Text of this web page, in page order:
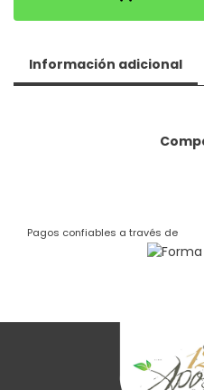
Información adicional
Pagos confiables a través de